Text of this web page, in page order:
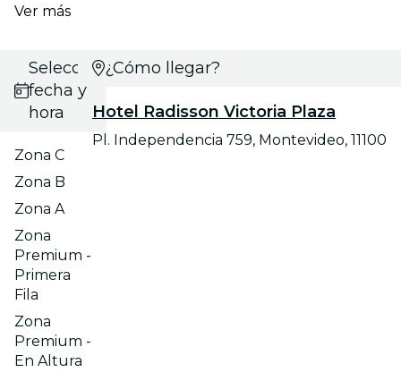
Ver más
Selecciona
fecha y
hora
Zona C
Zona B
Zona A
Zona
Premium -
Primera
Fila
Zona
Premium -
En Altura
¿Cómo llegar?
Hotel Radisson Victoria Plaza
Pl. Independencia 759, Montevideo, 11100